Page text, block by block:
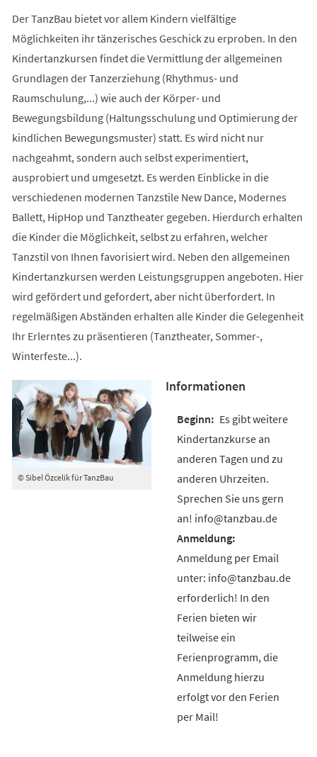
Der TanzBau bietet vor allem Kindern vielfältige
Möglichkeiten ihr tänzerisches Geschick zu erproben. In den
Kindertanzkursen findet die Vermittlung der allgemeinen
Grundlagen der Tanzerziehung (Rhythmus- und
Raumschulung,...) wie auch der Körper- und
Bewegungsbildung (Haltungsschulung und Optimierung der
kindlichen Bewegungsmuster) statt. Es wird nicht nur
nachgeahmt, sondern auch selbst experimentiert,
ausprobiert und umgesetzt. Es werden Einblicke in die
verschiedenen modernen Tanzstile New Dance, Modernes
Ballett, HipHop und Tanztheater gegeben. Hierdurch erhalten
die Kinder die Möglichkeit, selbst zu erfahren, welcher
Tanzstil von Ihnen favorisiert wird. Neben den allgemeinen
Kindertanzkursen werden Leistungsgruppen angeboten. Hier
wird gefördert und gefordert, aber nicht überfordert. In
regelmäßigen Abständen erhalten alle Kinder die Gelegenheit
Ihr Erlerntes zu präsentieren (Tanztheater, Sommer-,
Winterfeste...).
© Sibel Özcelik für TanzBau
Informationen
Es gibt weitere
Kindertanzkurse an
anderen Tagen und zu
anderen Uhrzeiten.
Sprechen Sie uns gern
an! info@tanzbau.de
Anmeldung per Email
unter: info@tanzbau.de
erforderlich! In den
Ferien bieten wir
teilweise ein
Ferienprogramm, die
Anmeldung hierzu
erfolgt vor den Ferien
per Mail!